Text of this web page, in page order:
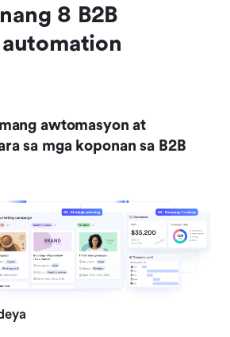
8 B2B
awtomasyon at
sa mga koponan sa B2B